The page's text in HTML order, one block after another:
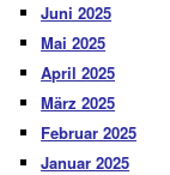
Juni 2025
Mai 2025
April 2025
März 2025
Februar 2025
Januar 2025